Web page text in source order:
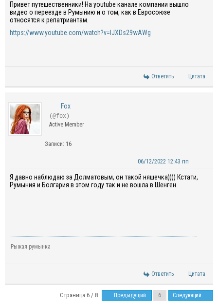
Привет путешественники! На youtube канале компании вышло
видео о переезде в Румынию и о том, как в Евросоюзе
относятся к репатриантам.
https://www.youtube.com/watch?v=IJXDs29wAWg
Ответить Цитата
Fox
(@fox)
Active Member
Записи: 16
06/12/2022 12:43 пп
Я давно наблюдаю за Долматовым, он такой няшечка)))) Кстати,
Румыния и Болгария в этом году так и не вошла в Шенген.
Рыжая румынка
Ответить Цитата
Страница 6 / 8 Предыдущий Следующий